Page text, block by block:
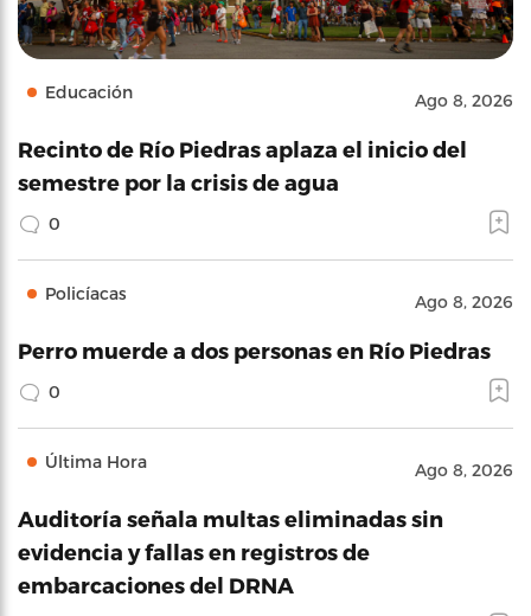
Educación Ago 8, 2026
Recinto de Río Piedras aplaza el inicio del
semestre por la crisis de agua
0
Policíacas Ago 8, 2026
Perro muerde a dos personas en Río Piedras
0
Última Hora Ago 8, 2026
Auditoría señala multas eliminadas sin
evidencia y fallas en registros de
embarcaciones del DRNA